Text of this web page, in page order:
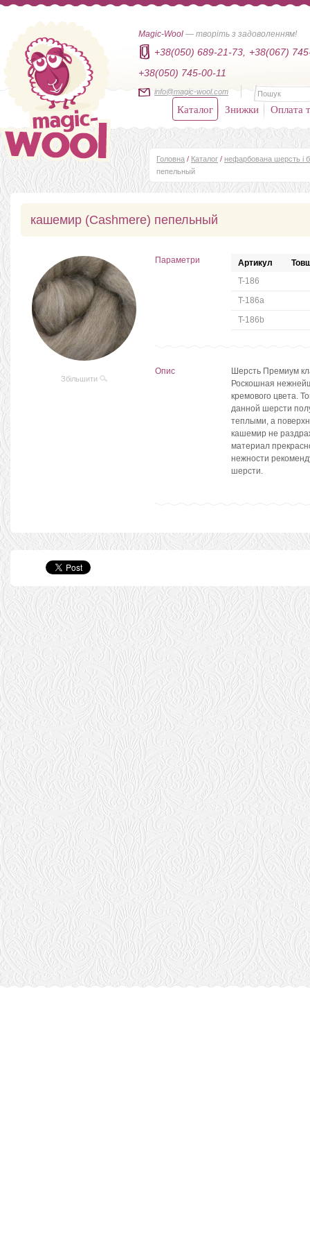
Magic-Wool — творіть з задоволенням!
+38(050) 689-21-73,
+38(067)
+38(050) 745-00-11
info@magic-wool.com
Каталог Знижки Оплата
Головна / Каталог / нефарбована шерсть і
пепельный
кашемир (Cashmere) пепельный
Збільшити
Параметри Артикул
T-186
T-186a
T-186b
Опис
Шерсть Премиум
Роскошная
кремового цвета.
данной шерсти
теплыми, а
кашемир не
материал
нежности
шерсти.